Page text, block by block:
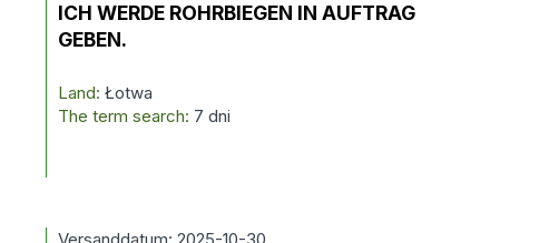
ICH WERDE ROHRBIEGEN IN AUFTRAG
GEBEN.
Land: Łotwa
The term search: 7 dni